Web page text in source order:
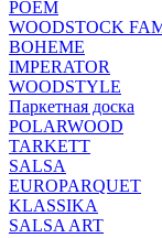
POEM
WOODSTOCK
BOHEME
IMPERATOR
WOODSTYLE
Паркетная доска
POLARWOOD
TARKETT
SALSA
EUROPARQUET
KLASSIKA
SALSA ART